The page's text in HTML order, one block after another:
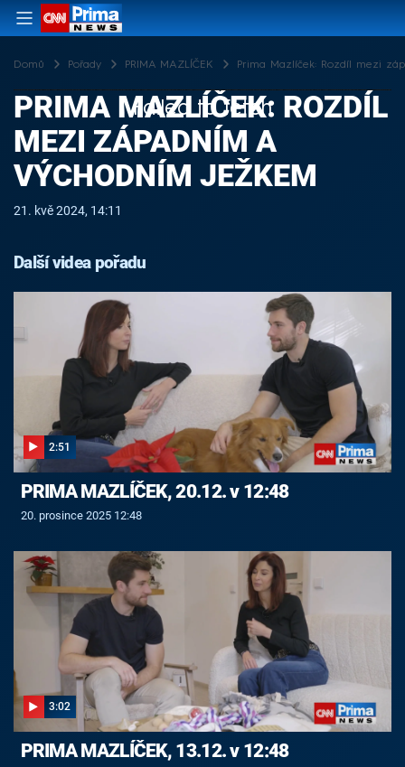
Domů Pořady PRIMA MAZLÍČEK Prima Mazlíček: Rozdíl mezi
Failed to fetch
PRIMA MAZLÍČEK: ROZDÍL
MEZI ZÁPADNÍM A
VÝCHODNÍM JEŽKEM
21. kvě 2024, 14:11
Další videa pořadu
2:51
PRIMA MAZLÍČEK, 20.12. v 12:48
20. prosince 2025 12:48
3:02
PRIMA MAZLÍČEK, 13.12. v 12:48